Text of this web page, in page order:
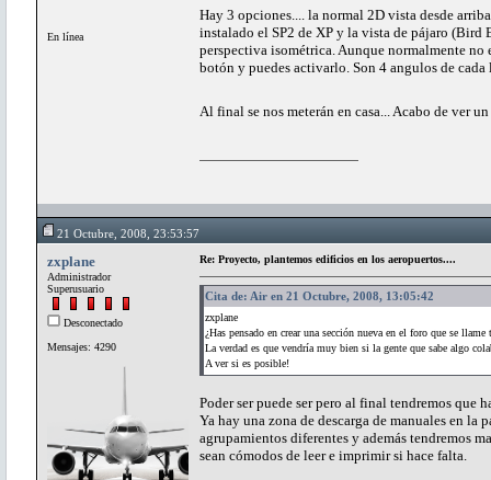
En línea
Hay 3 opciones.... la normal 2D vista desde
instalado el SP2 de XP y la vista de pájaro (Bird
perspectiva isométrica. Aunque normalmente
botón y puedes activarlo. Son 4 angulos de
Al final se nos meterán en casa... Acabo de ver
21 Octubre, 2008, 23:53:57
zxplane
Administrador
Superusuario
Desconectado
Mensajes: 4290
Re: Proyecto, plantemos edificios en los aeropuertos....
Cita de: Air en 21 Octubre, 2008, 13:05:42
zxplane
¿Has pensado en crear una sección nueva en el foro que se llame
La verdad es que vendría muy bien si la gente que sabe algo
A ver si es posible!
Poder ser puede ser pero al final tendremos que
Ya hay una zona de descarga de manuales en
agrupamientos diferentes y además tendremos
sean cómodos de leer e imprimir si hace falta.